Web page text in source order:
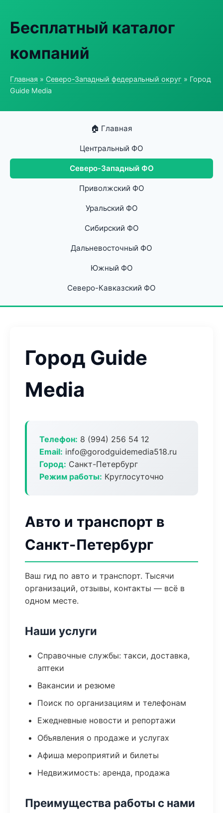
Бесплатный каталог
компаний
Главная » Северо-Западный федеральный округ » Город
Guide Media
🏠 Главная
Центральный ФО
Северо-Западный ФО
Приволжский ФО
Уральский ФО
Сибирский ФО
Дальневосточный ФО
Южный ФО
Северо-Кавказский ФО
Город Guide
Media
Телефон: 8 (994) 256 54 12
Email: info@gorodguidemedia518.ru
Город: Санкт-Петербург
Режим работы: Круглосуточно
Авто и транспорт в
Санкт-Петербург
Ваш гид по авто и транспорт. Тысячи
организаций, отзывы, контакты — всё в
одном месте.
Наши услуги
Справочные службы: такси, доставка,
аптеки
Вакансии и резюме
Поиск по организациям и телефонам
Ежедневные новости и репортажи
Объявления о продаже и услугах
Афиша мероприятий и билеты
Недвижимость: аренда, продажа
Преимущества работы с нами